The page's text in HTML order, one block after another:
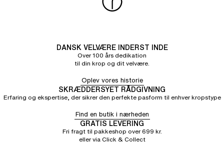
DANSK VELVÆRE INDERST INDE
Over 100 års dedikation
til din krop og dit velvære.
Oplev vores historie
SKRÆDDERSYET RÅDGIVNING
Erfaring og ekspertise, der sikrer den perfekte pasform til enhver kropstype
Find en butik i nærheden
GRATIS LEVERING
Fri fragt til pakkeshop over 699 kr.
eller via Click & Collect